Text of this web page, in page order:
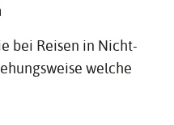
bei Reisen in Nicht-
welche